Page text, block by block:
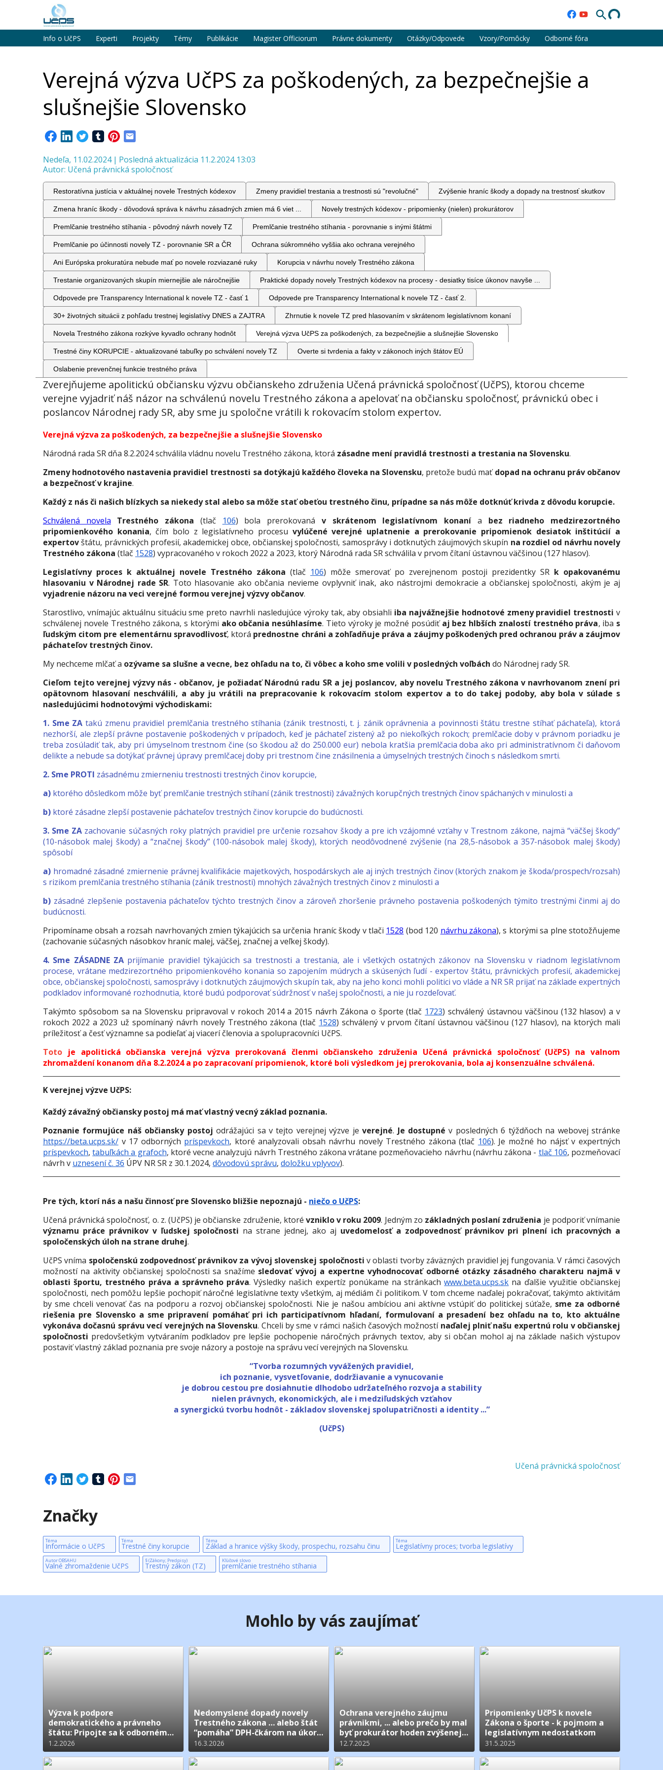
Info o UčPS Experti Projekty Témy Publikácie Magister Officiorum Právne dokumenty Otázky/Odpovede Vzory/Pomôcky Odborné fóra
Verejná výzva UčPS za poškodených, za bezpečnejšie a
slušnejšie Slovensko
Nedeľa, 11.02.2024 | Posledná aktualizácia 11.2.2024 13:03
Autor: Učená právnická spoločnosť
Restoratívna justícia v aktuálnej novele Trestných kódexov Zmeny pravidiel trestania a trestnosti sú "revolučné" Zvýšenie hraníc škody a dopady na trestnosť skutkov
Zmena hraníc škody - dôvodová správa k návrhu zásadných zmien má 6 viet ... Novely trestných kódexov - pripomienky (nielen) prokurátorov
Premlčanie trestného stíhania - pôvodný návrh novely TZ Premlčanie trestného stíhania - porovnanie s inými štátmi
Premlčanie po účinnosti novely TZ - porovnanie SR a ČR Ochrana súkromného vyššia ako ochrana verejného
Ani Európska prokuratúra nebude mať po novele rozviazané ruky Korupcia v návrhu novely Trestného zákona
Trestanie organizovaných skupín miernejšie ale náročnejšie Praktické dopady novely Trestných kódexov na procesy - desiatky tisíce úkonov navyše ...
Odpovede pre Transparency International k novele TZ - časť 1 Odpovede pre Transparency International k novele TZ - časť 2.
30+ životných situácii z pohľadu trestnej legislatívy DNES a ZAJTRA Zhrnutie k novele TZ pred hlasovaním v skrátenom legislatívnom konaní
Novela Trestného zákona rozkýve kyvadlo ochrany hodnôt Verejná výzva UčPS za poškodených, za bezpečnejšie a slušnejšie Slovensko
Trestné činy KORUPCIE - aktualizované tabuľky po schválení novely TZ Overte si tvrdenia a fakty v zákonoch iných štátov EÚ
Oslabenie prevenčnej funkcie trestného práva
Zverejňujeme apolitickú občiansku výzvu občianskeho združenia Učená právnická spoločnosť (UčPS), ktorou chceme
verejne vyjadriť náš názor na schválenú novelu Trestného zákona a apelovať na občiansku spoločnosť, právnickú obec i
poslancov Národnej rady SR, aby sme ju spoločne vrátili k rokovacím stolom expertov.
Verejná výzva za poškodených, za bezpečnejšie a slušnejšie Slovensko
Národná rada SR dňa 8.2.2024 schválila vládnu novelu Trestného zákona, ktorá zásadne mení pravidlá trestnosti a trestania na Slovensku.
Zmeny hodnotového nastavenia pravidiel trestnosti sa dotýkajú každého človeka na Slovensku, pretože budú maťdopad na ochranu práv občanov
a bezpečnosť v krajine.
Každý z nás či našich blízkych sa niekedy stal alebo sa môže stať obeťou trestného činu, prípadne sa nás môže dotknúť krivda z dôvodu korupcie.
Schválená novela
Trestného zákona (tlač 106) bola prerokovaná v skrátenom legislatívnom konaní a bez riadneho medzirezortného
pripomienkového konania, čím bolo z legislatívneho procesu vylúčené verejné uplatnenie a prerokovanie pripomienok desiatok inštitúcií a
expertovštátu, právnických profesií, akademickej obce, občianskej spoločnosti, samosprávy i dotknutých záujmových skupín na rozdiel od návrhu novely
Trestného zákona (tlač 1528) vypracovaného v rokoch 2022 a 2023, ktorý Národná rada SR schválila v prvom čítaní ústavnou väčšinou (127 hlasov).
Legislatívny proces k aktuálnej novele Trestného zákona (tlač 106) môže smerovať po zverejnenom postoji prezidentky SR k opakovanému
hlasovaniu v Národnej rade SR. Toto hlasovanie ako občania nevieme ovplyvniť inak, ako nástrojmi demokracie a občianskej spoločnosti, akým je aj
vyjadrenie názoru na veci verejné formou verejnej výzvy občanov.
Starostlivo, vnímajúc aktuálnu situáciu sme preto navrhli nasledujúce výroky tak, aby obsiahli iba najvážnejšie hodnotové zmeny pravidiel trestnosti v
schválenej novele Trestného zákona, s ktorými ako občania nesúhlasíme. Tieto výroky je možné posúdiťaj bez hlbších znalostí trestného práva, iba s
ľudským citom pre elementárnu spravodlivosť, ktorá prednostne chráni a zohľadňuje práva a záujmy poškodených pred ochranou práv a záujmov
páchateľov trestných činov.
My nechceme mlčať a ozývame sa slušne a vecne, bez ohľadu na to, či vôbec a koho sme volili v posledných voľbách do Národnej rady SR.
Cieľom tejto verejnej výzvy nás - občanov, je požiadať Národnú radu SR a jej poslancov, aby novelu Trestného zákona v navrhovanom znení pri
opätovnom hlasovaní neschválili, a aby ju vrátili na prepracovanie k rokovacím stolom expertov a to do takej podoby, aby bola v súlade s
nasledujúcimi hodnotovými východiskami:
1. Sme ZA takú zmenu pravidiel premlčania trestného stíhania (zánik trestnosti, t. j. zánik oprávnenia a povinnosti štátu trestne stíhať páchateľa), ktorá
nezhorší, ale zlepší právne postavenie poškodených v prípadoch, keď je páchateľ zistený až po niekoľkých rokoch; premlčacie doby v právnom poriadku je
treba zosúladiť tak, aby pri úmyselnom trestnom čine (so škodou až do 250.000 eur) nebola kratšia premlčacia doba ako pri administratívnom či daňovom
delikte a nebude sa dotýkať právnej úpravy premlčacej doby pri trestnom čine znásilnenia a úmyselných trestných činoch s následkom smrti.
2. Sme PROTI zásadnému zmierneniu trestnosti trestných činov korupcie,
a) ktorého dôsledkom môže byť premlčanie trestných stíhaní (zánik trestnosti) závažných korupčných trestných činov spáchaných v minulosti a
b) ktoré zásadne zlepší postavenie páchateľov trestných činov korupcie do budúcnosti.
3. Sme ZA zachovanie súčasných roky platných pravidiel pre určenie rozsahov škody a pre ich vzájomné vzťahy v Trestnom zákone, najmä “väčšej škody”
(10-násobok malej škody) a “značnej škody” (100-násobok malej škody), ktorých neodôvodnené zvýšenie (na 28,5-násobok a 357-násobok malej škody)
spôsobí
a) hromadné zásadné zmiernenie právnej kvalifikácie majetkových, hospodárskych ale aj iných trestných činov (ktorých znakom je škoda/prospech/rozsah)
s rizikom premlčania trestného stíhania (zánik trestnosti) mnohých závažných trestných činov z minulosti a
b) zásadné zlepšenie postavenia páchateľov týchto trestných činov a zároveň zhoršenie právneho postavenia poškodených týmito trestnými činmi aj do
budúcnosti.
Pripomíname obsah a rozsah navrhovaných zmien týkajúcich sa určenia hraníc škody v tlači 1528 (bod 120 návrhu zákona), s ktorými sa plne stotožňujeme
(zachovanie súčasných násobkov hraníc malej, väčšej, značnej a veľkej škody).
4. Sme ZÁSADNE ZA prijímanie pravidiel týkajúcich sa trestnosti a trestania, ale i všetkých ostatných zákonov na Slovensku v riadnom legislatívnom
procese, vrátane medzirezortného pripomienkového konania so zapojením múdrych a skúsených ľudí - expertov štátu, právnických profesií, akademickej
obce, občianskej spoločnosti, samosprávy i dotknutých záujmových skupín tak, aby na jeho konci mohli politici vo vláde a NR SR prijať na základe expertných
podkladov informované rozhodnutia, ktoré budú podporovať súdržnosť v našej spoločnosti, a nie ju rozdeľovať.
Takýmto spôsobom sa na Slovensku pripravoval v rokoch 2014 a 2015 návrh Zákona o športe (tlač 1723) schválený ústavnou väčšinou (132 hlasov) a v
rokoch 2022 a 2023 už spomínaný návrh novely Trestného zákona (tlač 1528) schválený v prvom čítaní ústavnou väčšinou (127 hlasov), na ktorých mali
príležitosť a česť významne sa podieľať aj viacerí členovia a spolupracovníci UčPS.
Toto je apolitická občianska verejná výzva prerokovaná členmi občianskeho združenia Učená právnická spoločnosť (UčPS) na valnom
zhromaždení konanom dňa 8.2.2024 a po zapracovaní pripomienok, ktoré boli výsledkom jej prerokovania, bola aj konsenzuálne schválená.
K verejnej výzve UčPS:
Každý závažný občiansky postoj má mať vlastný vecný základ poznania.
Poznanie formujúce náš občiansky postojodrážajúci sa v tejto verejnej výzve jeverejné. Je dostupné v posledných 6 týždňoch na webovej stránke
https://beta.ucps.sk/ v 17 odborných príspevkoch, ktoré analyzovali obsah návrhu novely Trestného zákona (tlač 106). Je možné ho nájsť v expertných
príspevkoch,tabuľkách a grafoch, ktoré vecne analyzujú návrh Trestného zákona vrátane pozmeňovacieho návrhu (návrhu zákona - tlač 106, pozmeňovací
návrh v uznesení č. 36 ÚPV NR SR z 30.1.2024, dôvodovú správu, doložku vplyvov).
Pre tých, ktorí nás a našu činnosť pre Slovensko bližšie nepoznajú - niečo o UčPS:
Učená právnická spoločnosť, o. z. (UčPS) je občianske združenie, ktoré vzniklo v roku 2009. Jedným zo základných poslaní združenia je podporiť vnímanie
významu práce právnikov v ľudskej spoločnosti na strane jednej, ako aj uvedomelosť a zodpovednosť právnikov pri plnení ich pracovných a
spoločenských úloh na strane druhej.
UčPS vníma spoločenskú zodpovednosť právnikov za vývoj slovenskej spoločnostiv oblasti tvorby záväzných pravidiel jej fungovania. V rámci časových
možností na aktivity občianskej spoločnosti sa snažíme sledovať vývoj a expertne vyhodnocovať odborné otázky zásadného charakteru najmä v
oblasti športu, trestného práva a správneho práva. Výsledky našich expertíz ponúkame na stránkachwww.beta.ucps.sk na ďalšie využitie občianskej
spoločnosti, nech pomôžu lepšie pochopiť náročné legislatívne texty všetkým, aj médiám či politikom. V tom chceme naďalej pokračovať, takýmto aktivitám
by sme chceli venovať čas na podporu a rozvoj občianskej spoločnosti. Nie je našou ambíciou ani aktívne vstúpiť do politickej súťaže, sme za odborné
riešenia pre Slovensko a sme pripravení pomáhať pri ich participatívnom hľadaní, formulovaní a presadení bez ohľadu na to, kto aktuálne
vykonáva dočasnú správu vecí verejných na Slovensku. Chceli by sme v rámci našich časových možností naďalej plniť našu expertnú rolu v občianskej
spoločnosti predovšetkým vytváraním podkladov pre lepšie pochopenie náročných právnych textov, aby si občan mohol aj na základe našich výstupov
postaviť vlastný základ poznania pre svoje názory a postoje na správu vecí verejných na Slovensku.
“Tvorba rozumných vyvážených pravidiel,
ich poznanie, vysvetľovanie, dodržiavanie a vynucovanie
je dobrou cestou pre dosiahnutie dlhodobo udržateľného rozvoja a stability
nielen právnych, ekonomických, ale i medziľudských vzťahov
a synergickú tvorbu hodnôt - základov slovenskej spolupatričnosti a identity ...”
(UčPS)
Učená právnická spoločnosť
Značky
Téma
Informácie o UčPS
Téma
Trestné činy korupcie
Téma
Základ a hranice výšky škody, prospechu, rozsahu činu
Téma
Legislatívny proces; tvorba legislatívy
Autor OBSAHU
Valné zhromaždenie UčPS
§ (Zákony; Predpisy)
Trestný zákon (TZ)
Kľúčové slovo
premlčanie trestného stíhania
Mohlo by vás zaujímať
Výzva k podpore
demokratického a právneho
štátu: Pripojte sa k odbornému
stanovisku tzv. Amicus curiae
pre Ústavný súd SR
1.2.2026
Nedomyslené dopady novely
Trestného zákona … alebo štát
“pomáha” DPH-čkárom na úkor
všeobecného záujmu občanov
na ochrane verejných rozpočtov
?
16.3.2026
Ochrana verejného záujmu
právnikmi, ... alebo prečo by mal
byť prokurátor hoden zvýšenej
pozornosti, úcty aj ochrany zo
strany spoločnosti ?
12.7.2025
Pripomienky UčPS k novele
Zákona o športe - k pojmom a
legislatívnym nedostatkom
31.5.2025